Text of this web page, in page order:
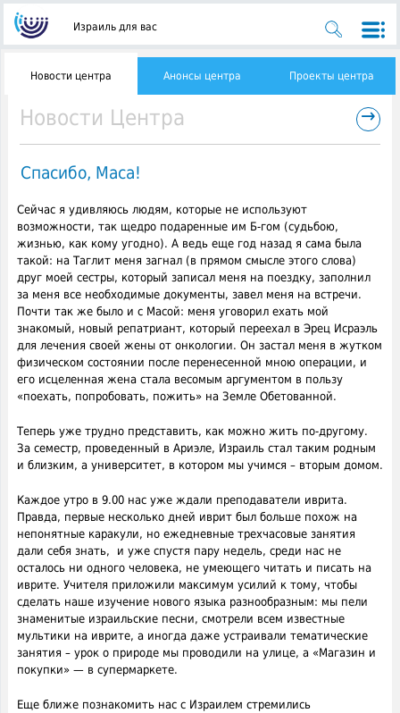
Израиль для вас
Новости центра Анонсы центра Проекты центра
Новости Центра →
Спасибо, Маса!
Сейчас я удивляюсь людям, которые не используют
возможности, так щедро подаренные им Б-гом (судьбою,
жизнью, как кому угодно). А ведь еще год назад я сама была
такой: на Таглит меня загнал (в прямом смысле этого слова)
друг моей сестры, который записал меня на поездку, заполнил
за меня все необходимые документы, завел меня на встречи.
Почти так же было и с Масой: меня уговорил ехать мой
знакомый, новый репатриант, который переехал в Эрец Исраэль
для лечения своей жены от онкологии. Он застал меня в жутком
физическом состоянии после перенесенной мною операции, и
его исцеленная жена стала весомым аргументом в пользу
«поехать, попробовать, пожить» на Земле Обетованной.
Теперь уже трудно представить, как можно жить по-другому.
За семестр, проведенный в Ариэле, Израиль стал таким родным
и близким, а университет, в котором мы учимся – вторым домом.
Каждое утро в 9.00 нас уже ждали преподаватели иврита.
Правда, первые несколько дней иврит был больше похож на
непонятные каракули, но ежедневные трехчасовые занятия
дали себя знать, и уже спустя пару недель, среди нас не
осталось ни одного человека, не умеющего читать и писать на
иврите. Учителя приложили максимум усилий к тому, чтобы
сделать наше изучение нового языка разнообразным: мы пели
знаменитые израильские песни, смотрели всем известные
мультики на иврите, а иногда даже устраивали тематические
занятия – урок о природе мы проводили на улице, а «Магазин и
покупки» — в супермаркете.
Еще ближе познакомить нас с Израилем стремились